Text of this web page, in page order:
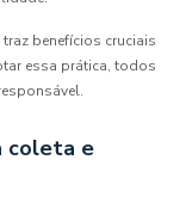
benefícios cruciais
essa prática, todos
coleta e